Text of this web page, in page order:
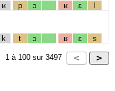
ʁ p ɔ ʁ ɛ l
k t ɔ ʁ ɛ s
1 à 100 sur 3497